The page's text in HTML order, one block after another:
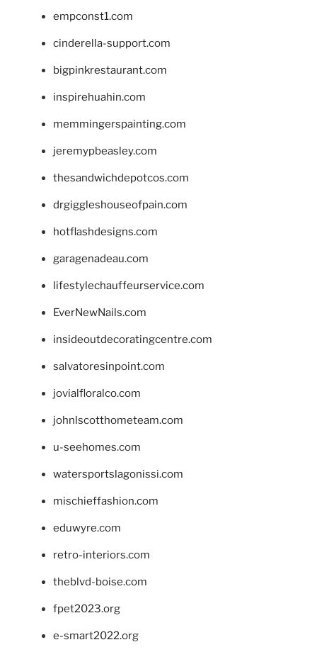
empconst1.com
cinderella-support.com
bigpinkrestaurant.com
inspirehuahin.com
memmingerspainting.com
jeremypbeasley.com
thesandwichdepotcos.com
drgiggleshouseofpain.com
hotflashdesigns.com
garagenadeau.com
lifestylechauffeurservice.com
EverNewNails.com
insideoutdecoratingcentre.com
salvatoresinpoint.com
jovialfloralco.com
johnlscotthometeam.com
u-seehomes.com
watersportslagonissi.com
mischieffashion.com
eduwyre.com
retro-interiors.com
theblvd-boise.com
fpet2023.org
e-smart2022.org